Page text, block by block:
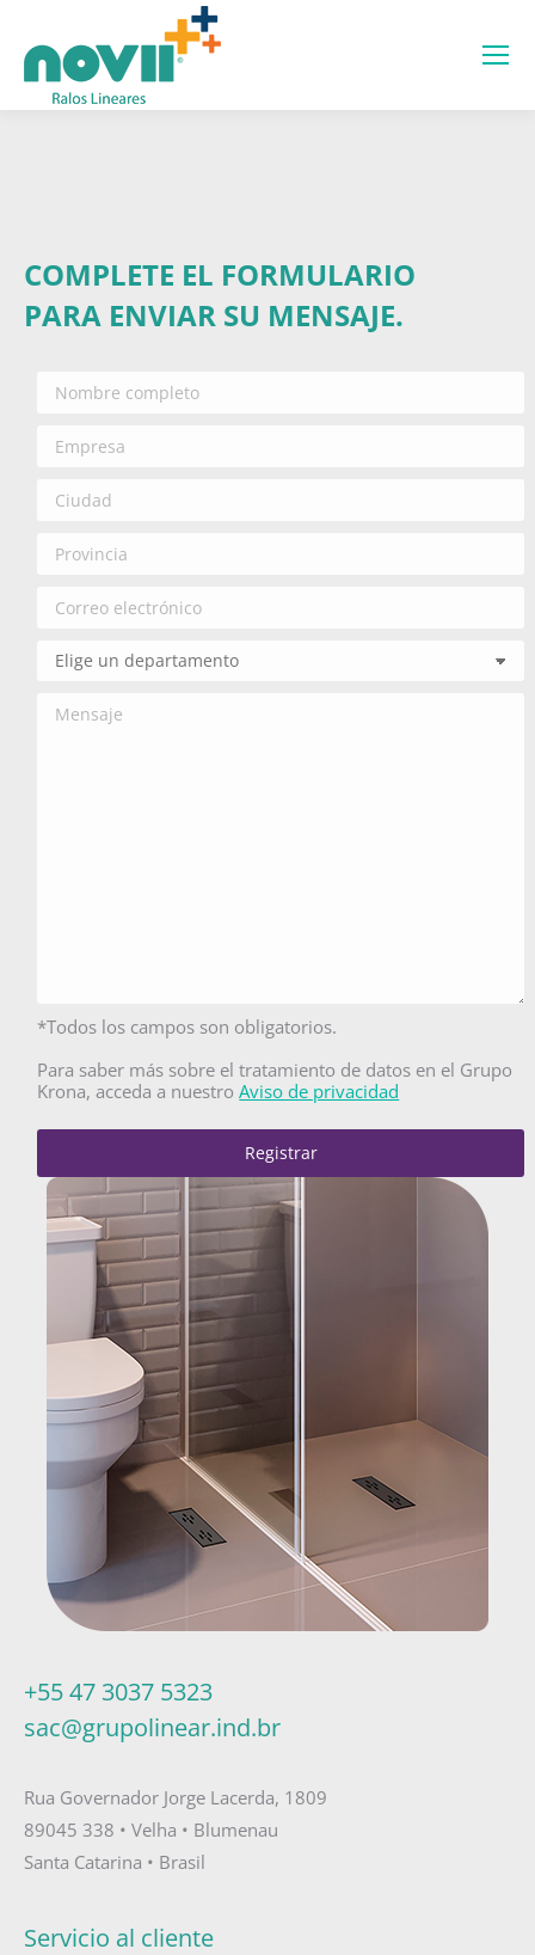
COMPLETE EL FORMULARIO
PARA ENVIAR SU MENSAJE.
*Todos los campos son obligatorios.
Para saber más sobre el tratamiento de datos en el Grupo
Krona, acceda a nuestroAviso de privacidad
+55 47 3037 5323
sac@grupolinear.ind.br
Rua Governador Jorge Lacerda, 1809
89045 338 • Velha • Blumenau
Santa Catarina • Brasil
Servicio al cliente